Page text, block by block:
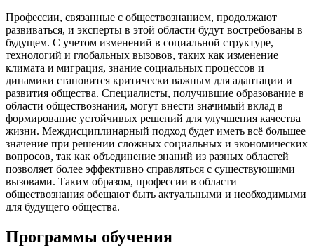
Профессии, связанные с обществознанием, продолжают
развиваться, и эксперты в этой области будут востребованы в
будущем. С учетом изменений в социальной структуре,
технологий и глобальных вызовов, таких как изменение
климата и миграция, знание социальных процессов и
динамики становится критически важным для адаптации и
развития общества. Специалисты, получившие образование в
области обществознания, могут внести значимый вклад в
формирование устойчивых решений для улучшения качества
жизни. Междисциплинарный подход будет иметь всё большее
значение при решении сложных социальных и экономических
вопросов, так как объединение знаний из разных областей
позволяет более эффективно справляться с существующими
вызовами. Таким образом, профессии в области
обществознания обещают быть актуальными и необходимыми
для будущего общества.
Программы обучения